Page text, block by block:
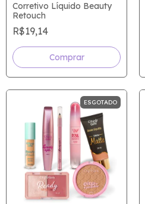
Corretivo Líquido Beauty
Retouch
R$19,14
Comprar
ESGOTADO